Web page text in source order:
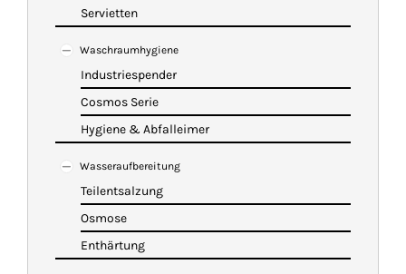
Servietten
Waschraumhygiene
Industriespender
Cosmos Serie
Hygiene & Abfalleimer
Wasseraufbereitung
Teilentsalzung
Osmose
Enthärtung